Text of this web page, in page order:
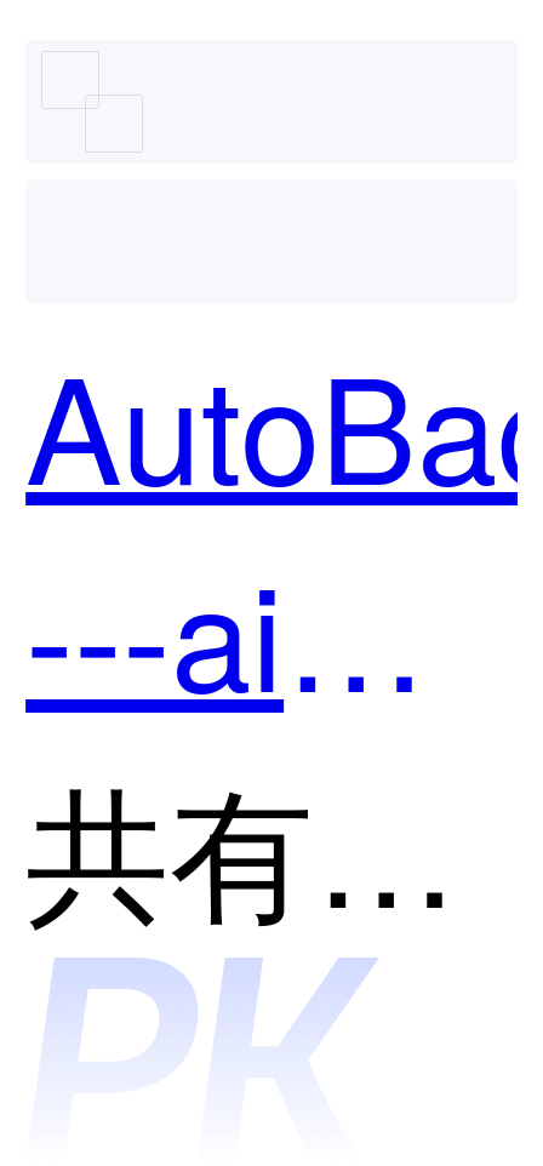
天工智
码 —
哪个好
用？
---ai后
端开发
助手和
共有分类：开发者工具